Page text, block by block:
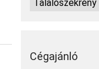
Tálalószekrény
Cégajánló